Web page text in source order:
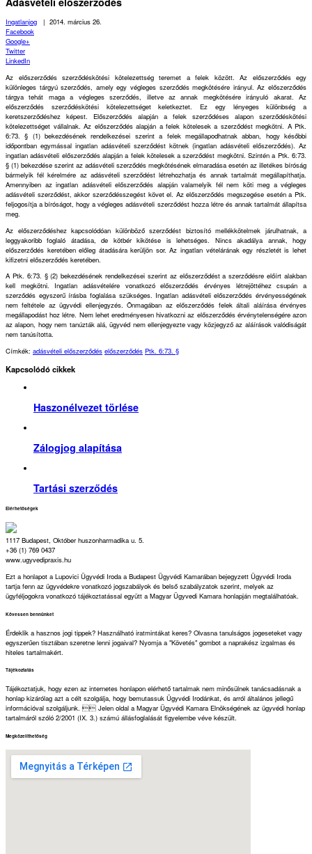
Ingatlanjog | 2014. március 26.
Facebook
Google+
Twitter
LinkedIn
Az előszerződés szerződéskötési kötelezettség teremet a felek között. Az előszerződés egy
különleges tárgyú szerződés, amely egy végleges szerződés megkötésére irányul. Az előszerződés
tárgya tehát maga a végleges szerződés, illetve az annak megkötésére irányuló akarat. Az
előszerződés szerződéskötési kötelezettséget keletkeztet. Ez egy lényeges különbség a
keretszerződéshez képest. Előszerződés alapján a felek szerződéses alapon szerződéskötési
kötelezettséget vállalnak. Az előszerződés alapján a felek kötelesek a szerződést megkötni. A Ptk.
6:73. § (1) bekezdésének rendelkezései szerint a felek megállapodhatnak abban, hogy későbbi
időpontban egymással ingatlan adásvételi szerződést kötnek (ingatlan adásvételi előszerződés). Az
ingatlan adásvételi előszerződés alapján a felek kötelesek a szerződést megkötni. Szintén a Ptk. 6:73.
§ (1) bekezdése szerint az adásvételi szerződés megkötésének elmaradása esetén az illetékes bíróság
bármelyik fél kérelmére az adásvételi szerződést létrehozhatja és annak tartalmát megállapíthatja.
Amennyiben az ingatlan adásvételi előszerződés alapján valamelyik fél nem köti meg a végleges
adásvételi szerződést, akkor szerződésszegést követ el. Az előszerződés megszegése esetén a Ptk.
feljogosítja a bíróságot, hogy a végleges adásvételi szerződést hozza létre és annak tartalmát állapítsa
meg.
Az előszerződéshez kapcsolódóan különböző szerződést biztosító mellékkötelmek járulhatnak, a
leggyakoribb foglaló átadása, de kötbér kikötése is lehetséges. Nincs akadálya annak, hogy
előszerződés keretében előleg átadására kerüljön sor. Az ingatlan vételárának egy részletét is lehet
kifizetni előszerződés keretében.
A Ptk. 6:73. § (2) bekezdésének rendelkezései szerint az előszerződést a szerződésre előírt alakban
kell megkötni. Ingatlan adásvételére vonatkozó előszerződés érvényes létrejöttéhez csupán a
szerződés egyszerű írásba foglalása szükséges. Ingatlan adásvételi előszerződés érvényességének
nem feltétele az ügyvédi ellenjegyzés. Önmagában az előszerződés felek általi aláírása érvényes
megállapodást hoz létre. Nem lehet eredményesen hivatkozni az előszerződés érvénytelenségére azon
az alapon, hogy nem tanúzták alá, ügyvéd nem ellenjegyezte vagy közjegyző az aláírások valódiságát
nem tanúsította.
Címkék: adásvételi előszerződés előszerződés Ptk. 6:73. §
Kapcsolódó cikkek
Haszonélvezet törlése
Zálogjog alapítása
Tartási szerződés
Elérhetőségek
1117 Budapest, Október huszonharmadika u. 5.
+36 (1) 769 0437
www.ugyvedipraxis.hu
Ezt a honlapot a Lupovici Ügyvédi Iroda a Budapest Ügyvédi Kamarában bejegyzett Ügyvédi Iroda
tartja fenn az ügyvédekre vonatkozó jogszabályok és belső szabályzatok szerint, melyek az
ügyféljogokra vonatkozó tájékoztatással együtt a Magyar Ügyvedi Kamara honlapján megtalálhatóak.
Kövessen bennünket
Érdeklik a hasznos jogi tippek? Használható iratmintákat keres? Olvasna tanulságos jogeseteket vagy
egyszerűen tisztában szeretne lenni jogaival? Nyomja a "Követés" gombot a naprakész izgalmas és
hiteles tartalmakért.
Tájékoztatás
Tájékoztatjuk, hogy ezen az internetes honlapon elérhető tartalmak nem minősülnek tanácsadásnak a
honlap kizárólag azt a célt szolgálja, hogy bemutassuk Ügyvédi Irodánkat, és arról általános jellegű
információval szolgáljunk.  Jelen oldal a Magyar Ügyvédi Kamara Elnökségének az ügyvédi honlap
tartalmáról szóló 2/2001 (IX. 3.) számú állásfoglalását figyelembe véve készült.
Megközelíthetőség